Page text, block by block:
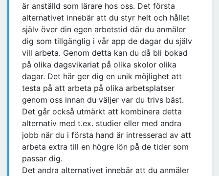
är anställd som lärare hos oss. Det första
alternativet innebär att du styr helt och hållet
själv över din egen arbetstid där du anmäler
dig som tillgänglig i vår app de dagar du själv
vill arbeta. Genom detta kan du då bli bokad
på olika dagsvikariat på olika skolor olika
dagar. Det här ger dig en unik möjlighet att
testa på att arbeta på olika arbetsplatser
genom oss innan du väljer var du trivs bäst.
Det går också utmärkt att kombinera detta
alternativ med t.ex. studier eller med andra
jobb när du i första hand är intresserad av att
arbeta extra till en högre lön på de tider som
passar dig.
Det andra alternativet innebär att du anmäler